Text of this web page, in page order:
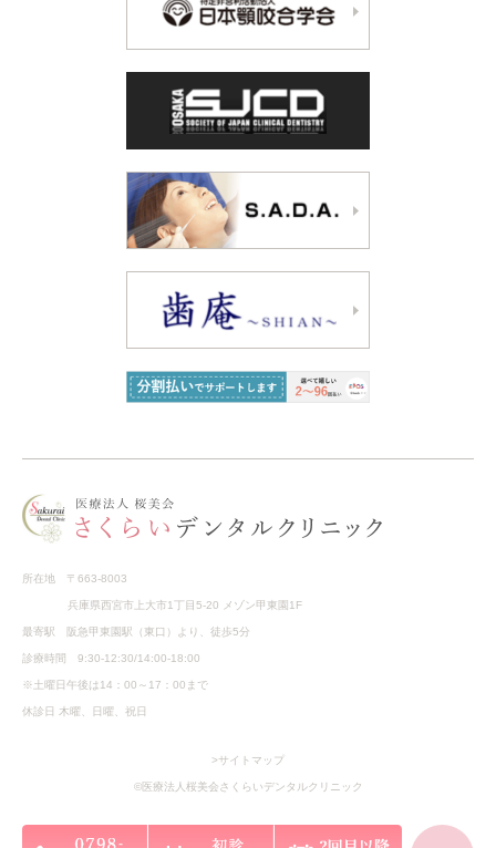
所在地 〒663-8003
兵庫県西宮市上大市1丁目5-20 メゾン甲東園1F
最寄駅 阪急甲東園駅（東口）より、徒歩5分
診療時間 9:30-12:30/14:00-18:00
※土曜日午後は14：00～17：00まで
休診日 木曜、日曜、祝日
>サイトマップ
©医療法人桜美会さくらいデンタルクリニック